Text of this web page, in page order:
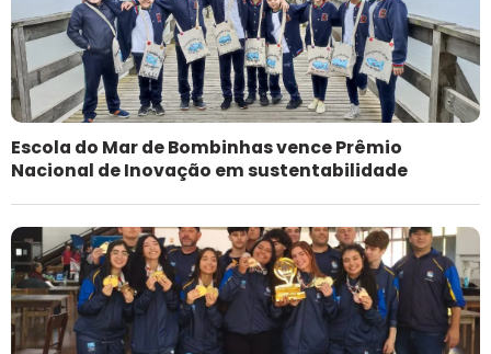
Escola do Mar de Bombinhas vence Prêmio
Nacional de Inovação em sustentabilidade